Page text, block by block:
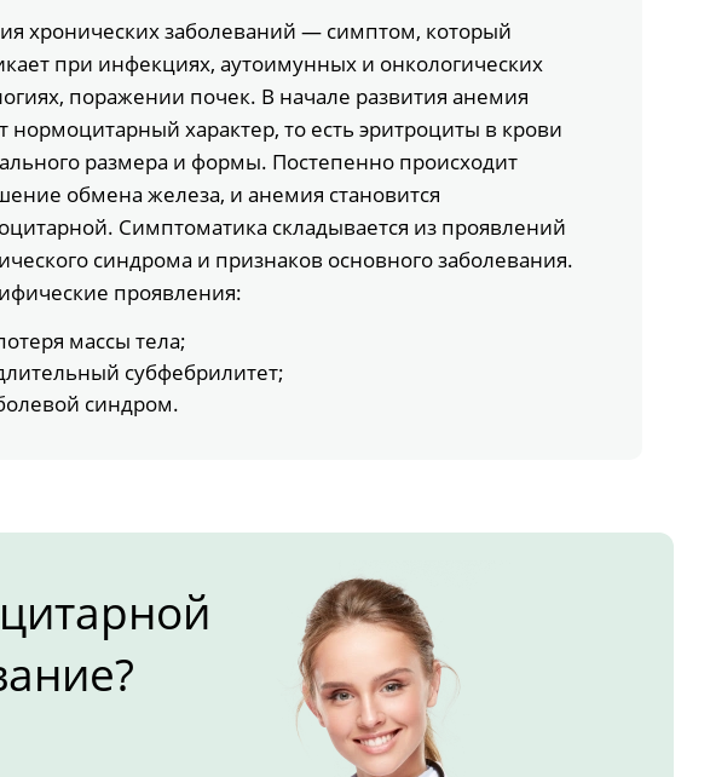
хронических заболеваний — симптом, который
при инфекциях, аутоимунных и онкологических
поражении почек. В начале развития анемия
нормоцитарный характер, то есть эритроциты в крови
размера и формы. Постепенно происходит
обмена железа, и анемия становится
Симптоматика складывается из проявлений
синдрома и признаков основного заболевания.
проявления:
массы тела;
субфебрилитет;
синдром.